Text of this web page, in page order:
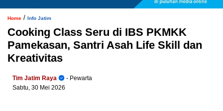
Home / Info Jatim
Cooking Class Seru di IBS PKMKK
Pamekasan, Santri Asah Life Skill dan
Kreativitas
Tim Jatim Raya
- Pewarta
Sabtu, 30 Mei 2026